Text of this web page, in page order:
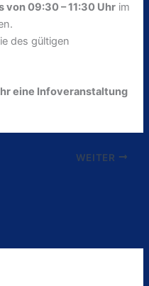
von 09:30 – 11:30 Uhr im
des gültigen
eine Infoveranstaltung
WEITER